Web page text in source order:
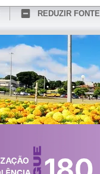
REDUZIR FONTE